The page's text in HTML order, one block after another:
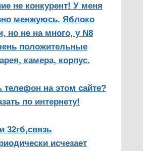
не конкурент! У меня
менжуюсь. Яблоко
но не на много, у N8
положительные
камера, корпус.
телефон на этом сайте?
по интернету!
32гб,связь
исчезает